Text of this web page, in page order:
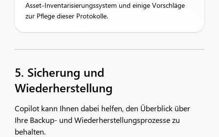
Asset-Inventarisierungssystem und einige Vorschläge
zur Pflege dieser Protokolle.
5. Sicherung und
Wiederherstellung
Copilot kann Ihnen dabei helfen, den Überblick über
Ihre Backup- und Wiederherstellungsprozesse zu
behalten.